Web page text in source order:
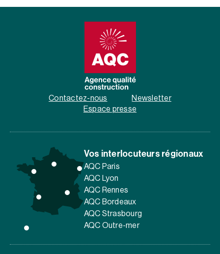
Contactez-nous
Newsletter
Espace presse
Vos interlocuteurs régionaux
AQC Paris
AQC Lyon
AQC Rennes
AQC Bordeaux
AQC Strasbourg
AQC Outre-mer